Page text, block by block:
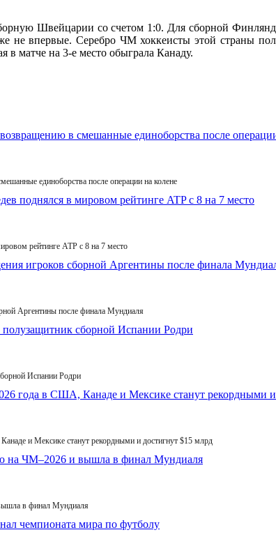
Швейцарии со счетом 1:0. Для сборной
впервые. Серебро ЧМ хоккеисты этой страны
в матче на 3-е место обыграла Канаду.
единоборства после операции на колене
рейтинге ATP с 8 на 7 место
Аргентины после финала Мундиаля
Испании Родри
и Мексике станут рекордными и достигнут $15 млрд
в финал Мундиаля